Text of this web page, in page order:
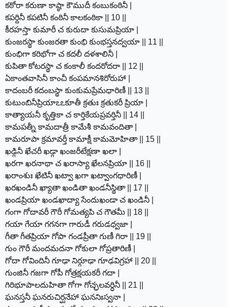
కఠోరా కరుణా కాష్ఠా కౌముదీ కంబుకంఠినీ |
కపర్దినీ కపటినీ కంఠినీ కాలకంఠికా || 10 ||
కీరహస్తా కుమారీ చ కురుదా కుసుమప్రియా |
కుంజరస్థా కుంజరతా కుంభి కుంభస్తనద్వయా || 11 ||
కుంభిగా కరిభోగా చ కదలీ దళశాలినీ |
కుపితా కోటరస్థా చ కంకాలీ కందరోదరా || 12 ||
ఏకాంతవాసినీ కాంచీ కంపమానశిరోరుహా |
కాదంబరీ కదంబస్థా కుంకుమప్రేమధారిణీ || 13 ||
కుటుంబినీప్రియాఽఽకూతీ క్రతుః క్రతుకరీ ప్రియా |
కాత్యాయనీ కృత్తికా చ కార్తికేయప్రవర్తినీ || 14 ||
కామపత్నీ కామదాత్రీ కామేశీ కామవందితా |
కామరూపా క్రమావర్తీ కామాక్షీ కామమోహితా || 15 ||
ఖడ్గినీ ఖేచరీ ఖడ్గా ఖంజరీటేక్షణా ఖలా |
ఖరగా ఖరనాథా చ ఖరాస్యా ఖేలనప్రియా || 16 ||
ఖరాంశుః ఖేటినీ ఖట్వా ఖగా ఖట్వాంగధారిణీ |
ఖరఖండినీ ఖ్యాతా ఖండితా ఖండనీస్థితా || 17 ||
ఖండప్రియా ఖండఖాద్యా సేందుఖండా చ ఖండినీ |
గంగా గోదావరీ గౌరీ గోమత్యపి చ గౌతమీ || 18 ||
గయా గేయా గగనగా గారుడీ గరుడధ్వజా |
గీతా గీతప్రియా గోపా గండప్రీతా గుణీ గిరా || 19 ||
గుం గౌరీ మందమదనా గోకులా గోప్రతారిణీ |
గోదా గోవిందినీ గూఢా నిర్గూఢా గూఢవిగ్రహా || 20 ||
గుంజినీ గజగా గోపీ గోత్రక్షయకరీ గదా |
గిరిభూపాలదుహితా గోగా గోచ్ఛలవర్ధినీ || 21 ||
ఘనస్తనీ ఘనరుచిర్ఘనేహా ఘననిఃస్వనా |